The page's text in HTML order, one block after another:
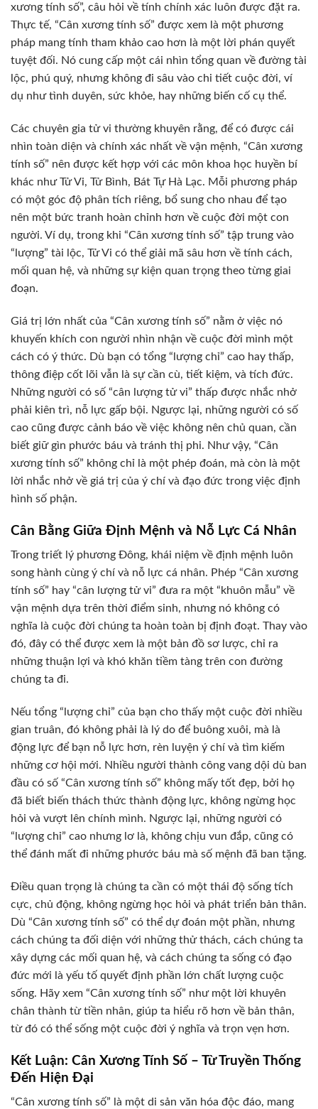
xương tính số”, câu hỏi về tính chính xác luôn được đặt ra.
Thực tế, “Cân xương tính số” được xem là một phương
pháp mang tính tham khảo cao hơn là một lời phán quyết
tuyệt đối. Nó cung cấp một cái nhìn tổng quan về đường tài
lộc, phú quý, nhưng không đi sâu vào chi tiết cuộc đời, ví
dụ như tình duyên, sức khỏe, hay những biến cố cụ thể.
Các chuyên gia tử vi thường khuyên rằng, để có được cái
nhìn toàn diện và chính xác nhất về vận mệnh, “Cân xương
tính số” nên được kết hợp với các môn khoa học huyền bí
khác như Tử Vi, Tử Bình, Bát Tự Hà Lạc. Mỗi phương pháp
có một góc độ phân tích riêng, bổ sung cho nhau để tạo
nên một bức tranh hoàn chỉnh hơn về cuộc đời một con
người. Ví dụ, trong khi “Cân xương tính số” tập trung vào
“lượng” tài lộc, Tử Vi có thể giải mã sâu hơn về tính cách,
mối quan hệ, và những sự kiện quan trọng theo từng giai
đoạn.
Giá trị lớn nhất của “Cân xương tính số” nằm ở việc nó
khuyến khích con người nhìn nhận về cuộc đời mình một
cách có ý thức. Dù bạn có tổng “lượng chỉ” cao hay thấp,
thông điệp cốt lõi vẫn là sự cần cù, tiết kiệm, và tích đức.
Những người có số “cân lượng tử vi” thấp được nhắc nhở
phải kiên trì, nỗ lực gấp bội. Ngược lại, những người có số
cao cũng được cảnh báo về việc không nên chủ quan, cần
biết giữ gìn phước báu và tránh thị phi. Như vậy, “Cân
xương tính số” không chỉ là một phép đoán, mà còn là một
lời nhắc nhở về giá trị của ý chí và đạo đức trong việc định
hình số phận.
Cân Bằng Giữa Định Mệnh và Nỗ Lực Cá Nhân
Trong triết lý phương Đông, khái niệm về định mệnh luôn
song hành cùng ý chí và nỗ lực cá nhân. Phép “Cân xương
tính số” hay “cân lượng tử vi” đưa ra một “khuôn mẫu” về
vận mệnh dựa trên thời điểm sinh, nhưng nó không có
nghĩa là cuộc đời chúng ta hoàn toàn bị định đoạt. Thay vào
đó, đây có thể được xem là một bản đồ sơ lược, chỉ ra
những thuận lợi và khó khăn tiềm tàng trên con đường
chúng ta đi.
Nếu tổng “lượng chỉ” của bạn cho thấy một cuộc đời nhiều
gian truân, đó không phải là lý do để buông xuôi, mà là
động lực để bạn nỗ lực hơn, rèn luyện ý chí và tìm kiếm
những cơ hội mới. Nhiều người thành công vang dội dù ban
đầu có số “Cân xương tính số” không mấy tốt đẹp, bởi họ
đã biết biến thách thức thành động lực, không ngừng học
hỏi và vượt lên chính mình. Ngược lại, những người có
“lượng chỉ” cao nhưng lơ là, không chịu vun đắp, cũng có
thể đánh mất đi những phước báu mà số mệnh đã ban tặng.
Điều quan trọng là chúng ta cần có một thái độ sống tích
cực, chủ động, không ngừng học hỏi và phát triển bản thân.
Dù “Cân xương tính số” có thể dự đoán một phần, nhưng
cách chúng ta đối diện với những thử thách, cách chúng ta
xây dựng các mối quan hệ, và cách chúng ta sống có đạo
đức mới là yếu tố quyết định phần lớn chất lượng cuộc
sống. Hãy xem “Cân xương tính số” như một lời khuyên
chân thành từ tiền nhân, giúp ta hiểu rõ hơn về bản thân,
từ đó có thể sống một cuộc đời ý nghĩa và trọn vẹn hơn.
Kết Luận: Cân Xương Tính Số – Từ Truyền Thống
Đến Hiện Đại
“Cân xương tính số” là một di sản văn hóa độc đáo, mang